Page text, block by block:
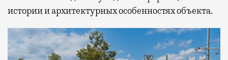
истории и архитектурных особенностях объекта.